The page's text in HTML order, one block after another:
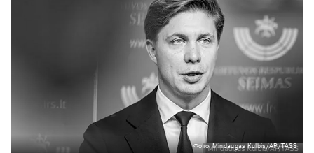
Фото: Mindaugas Kulbis/AP/TASS